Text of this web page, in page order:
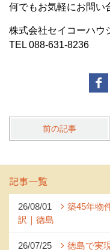
何でもお気軽にお問い
株式会社セイコーハウ
TEL 088-631-8236
前の記事
記事一覧
26/08/01
築45年物
訳｜徳島
26/07/25
徳島で実